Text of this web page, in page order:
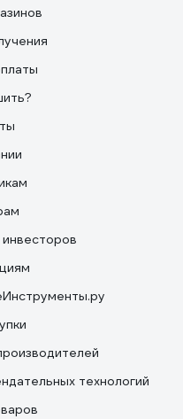
технологий